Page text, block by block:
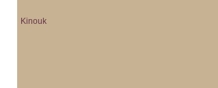
Kinouk